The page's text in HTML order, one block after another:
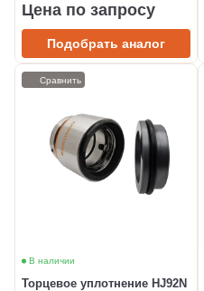
Цена по запросу
Подобрать аналог
В наличии
Торцевое уплотнение HJ92N
Сравнить